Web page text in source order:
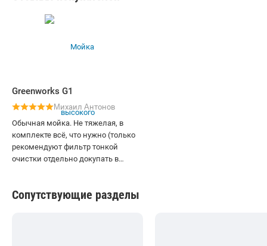
Greenworks G1
Μихаил Αнтонов
Обычная мойка. Не тяжелая, в
комплекте всё, что нужно (только
рекомендуют фильтр тонкой
очистки отдельно докупать в
Сопутствующие разделы